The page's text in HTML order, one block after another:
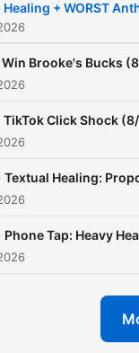
Healing + WORST
Win Brooke's Bucks
TikTok Click Shock
Textual Healing:
Phone Tap: Heavy